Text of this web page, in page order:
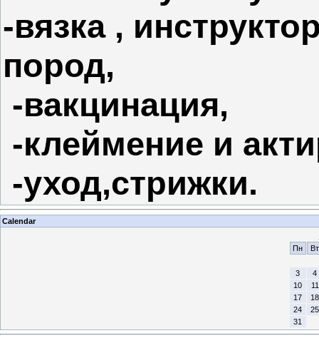
-вязка ,
пород,
-вакцинация,
-клеймение и
-уход,стрижки.
Calendar
Пн
Вт
3
4
10
11
17
18
24
25
31